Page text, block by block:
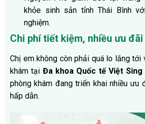
khỏe sinh sản tỉnh Thái Bình
nghiệm.
Chi phí tiết kiệm, nhiều ưu đãi
Chị em không còn phải quá lo lắng
khám tại Đa khoa Quốc tế Việt Sing
phòng khám đang triển khai nhiều ưu
hấp dẫn.